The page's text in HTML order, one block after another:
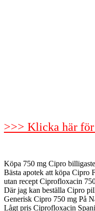
>>> Klicka här
Köpa 750 mg Cipro
Bästa apotek att köpa Cipro
utan recept Ciprofloxacin
Där jag kan beställa Cipro
Generisk Cipro 750 mg På
Lågt pris Ciprofloxacin